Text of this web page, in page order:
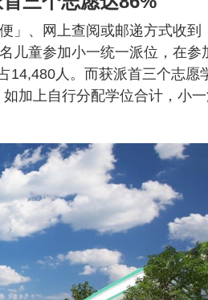
」、网上查阅或邮递方式收到
儿童参加小一统一派位，在参
14,480人。而获派首三个志愿
加上自行分配学位合计，小